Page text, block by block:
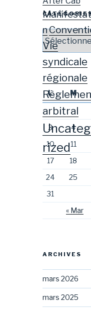
n
Vie
syndicale
régionale
arbitral
rized
Catégories
L M
« Mar
3
4
10
11
17
18
24
25
31
ARCHIVES
mars 2026
mars 2025